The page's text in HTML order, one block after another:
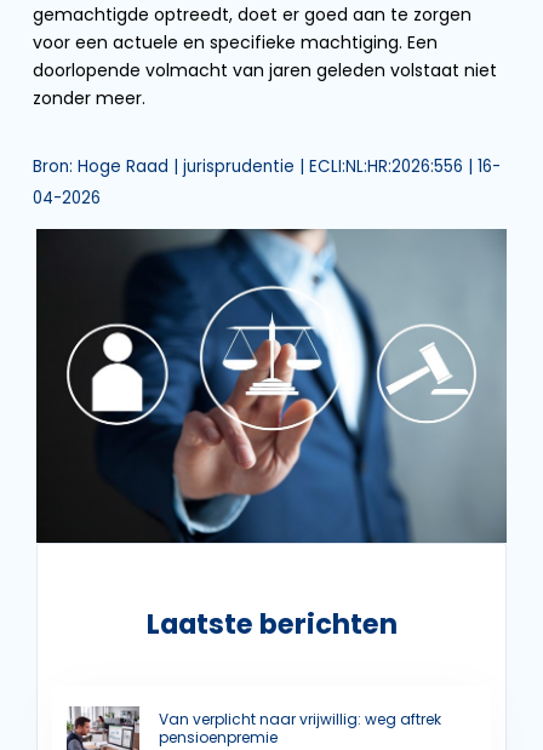
gemachtigde optreedt, doet er goed aan te zorgen
voor een actuele en specifieke machtiging. Een
doorlopende volmacht van jaren geleden volstaat niet
zonder meer.
Bron: Hoge Raad | jurisprudentie | ECLI:NL:HR:2026:556 | 16-
04-2026
Laatste berichten
Van verplicht naar vrijwillig: weg aftrek
pensioenpremie